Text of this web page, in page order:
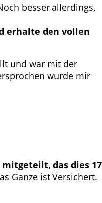
besser allerdings,
erhalte den vollen
und war mit der
wurde mir
mitgeteilt, das dies 17
Ganze ist Versichert.